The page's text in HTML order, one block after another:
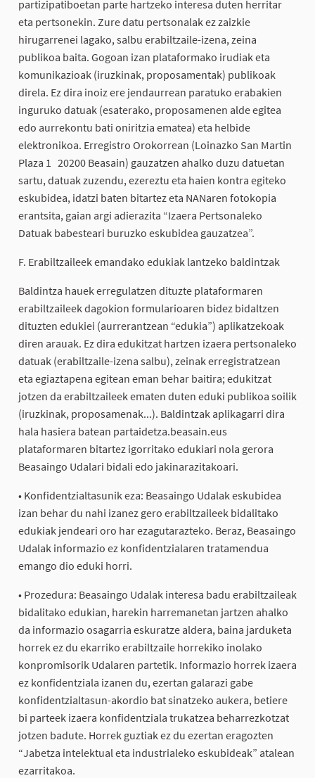
partizipatiboetan parte hartzeko interesa duten herritar
eta pertsonekin. Zure datu pertsonalak ez zaizkie
hirugarrenei lagako, salbu erabiltzaile-izena, zeina
publikoa baita. Gogoan izan plataformako irudiak eta
komunikazioak (iruzkinak, proposamentak) publikoak
direla. Ez dira inoiz ere jendaurrean paratuko erabakien
inguruko datuak (esaterako, proposamenen alde egitea
edo aurrekontu bati oniritzia ematea) eta helbide
elektronikoa. Erregistro Orokorrean (Loinazko San Martin
Plaza 1 20200 Beasain) gauzatzen ahalko duzu datuetan
sartu, datuak zuzendu, ezereztu eta haien kontra egiteko
eskubidea, idatzi baten bitartez eta NANaren fotokopia
erantsita, gaian argi adierazita “Izaera Pertsonaleko
Datuak babesteari buruzko eskubidea gauzatzea”.
F. Erabiltzaileek emandako edukiak lantzeko baldintzak
Baldintza hauek erregulatzen dituzte plataformaren
erabiltzaileek dagokion formularioaren bidez bidaltzen
dituzten edukiei (aurrerantzean “edukia”) aplikatzekoak
diren arauak. Ez dira edukitzat hartzen izaera pertsonaleko
datuak (erabiltzaile-izena salbu), zeinak erregistratzean
eta egiaztapena egitean eman behar baitira; edukitzat
jotzen da erabiltzaileek ematen duten eduki publikoa soilik
(iruzkinak, proposamenak...). Baldintzak aplikagarri dira
hala hasiera batean partaidetza.beasain.eus
plataformaren bitartez igorritako edukiari nola gerora
Beasaingo Udalari bidali edo jakinarazitakoari.
• Konfidentzialtasunik eza: Beasaingo Udalak eskubidea
izan behar du nahi izanez gero erabiltzaileek bidalitako
edukiak jendeari oro har ezagutarazteko. Beraz, Beasaingo
Udalak informazio ez konfidentzialaren tratamendua
emango dio eduki horri.
• Prozedura: Beasaingo Udalak interesa badu erabiltzaileak
bidalitako edukian, harekin harremanetan jartzen ahalko
da informazio osagarria eskuratze aldera, baina jarduketa
horrek ez du ekarriko erabiltzaile horrekiko inolako
konpromisorik Udalaren partetik. Informazio horrek izaera
ez konfidentziala izanen du, ezertan galarazi gabe
konfidentzialtasun-akordio bat sinatzeko aukera, betiere
bi parteek izaera konfidentziala trukatzea beharrezkotzat
jotzen badute. Horrek guztiak ez du ezertan eragozten
“Jabetza intelektual eta industrialeko eskubideak” atalean
ezarritakoa.